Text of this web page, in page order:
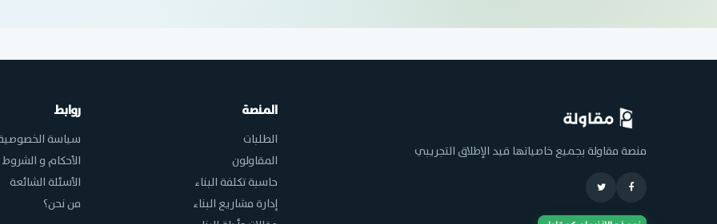
منصة مقاولة بجميع خاصياتها قيد الإطلاق التجريبي
المنصة
الطلبات
المقاولون
حاسبة تكلفة البناء
إدارة مشاريع البناء
روابط
سياسة
الأحكام و الشروط
الأسئلة الشائعة
من نحن؟